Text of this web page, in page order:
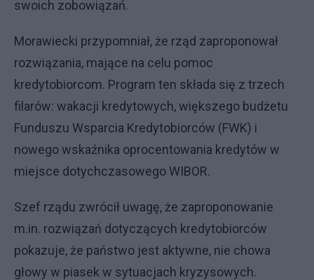
swoich zobowiązań.
Morawiecki przypomniał, że rząd zaproponował
rozwiązania, mające na celu pomoc
kredytobiorcom. Program ten składa się z trzech
filarów: wakacji kredytowych, większego budżetu
Funduszu Wsparcia Kredytobiorców (FWK) i
nowego wskaźnika oprocentowania kredytów w
miejsce dotychczasowego WIBOR.
Szef rządu zwrócił uwagę, że zaproponowanie
m.in. rozwiązań dotyczących kredytobiorców
pokazuje, że państwo jest aktywne, nie chowa
głowy w piasek w sytuacjach kryzysowych.